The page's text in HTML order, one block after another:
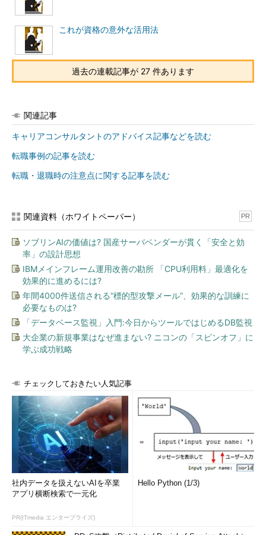
これが資格の意外な活用法
過去の連載記事が 27 件あります
関連記事
キャリアコンサルタントのアドバイス記事などを読む
転職事例の記事を読む
転職・退職時の注意点に関する記事を読む
関連資料（ホワイトペーパー） PR
ソブリンAIの価値は? 国産サーバベンダーが貫く「安全と効
率」の設計思想
IBMメインフレーム運用改善の勘所 「CPU利用料」最適化を
効果的に進めるには?
年間4000件送信される“標的型攻撃メール”、効果的な訓練に
必要なものは?
「データベース監視」入門:今日からツールではじめるDB監視
大企業の新規事業はなぜ進まない? ニコンの「スピンオフ」に
学ぶ成功戦略
チェックしておきたい人気記事
社内データを扱えないAIを卒業
アプリ横断検索で一元化
PR(ITmedia エンタープライズ)
Hello Python (1/3)